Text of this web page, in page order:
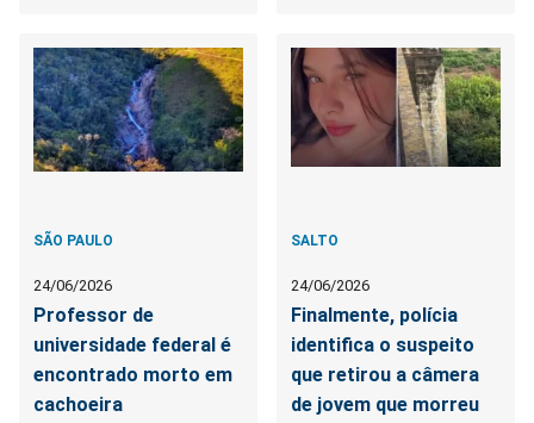
SÃO PAULO
24/06/2026
Professor de
universidade federal é
encontrado morto em
cachoeira
SALTO
24/06/2026
Finalmente, polícia
identifica o suspeito
que retirou a câmera
de jovem que morreu